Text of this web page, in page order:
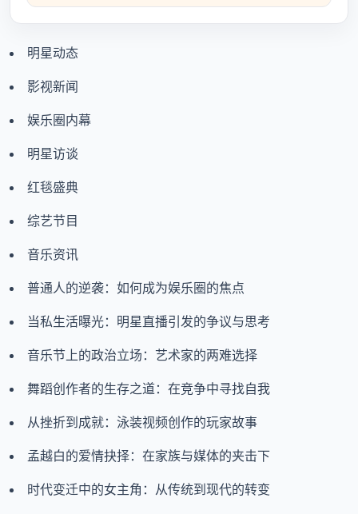
明星动态
影视新闻
娱乐圈内幕
明星访谈
红毯盛典
综艺节目
音乐资讯
普通人的逆袭：如何成为娱乐圈的焦点
当私生活曝光：明星直播引发的争议与思考
音乐节上的政治立场：艺术家的两难选择
舞蹈创作者的生存之道：在竞争中寻找自我
从挫折到成就：泳装视频创作的玩家故事
孟越白的爱情抉择：在家族与媒体的夹击下
时代变迁中的女主角：从传统到现代的转变